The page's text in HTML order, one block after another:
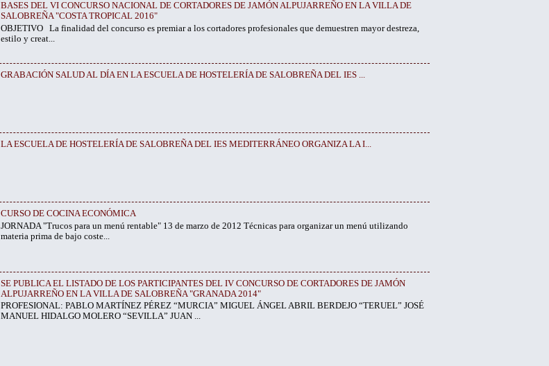
BASES DEL VI CONCURSO NACIONAL DE CORTADORES DE JAMÓN ALPUJARREÑO EN LA VILLA DE
SALOBREÑA "COSTA TROPICAL 2016"
OBJETIVO La finalidad del concurso es premiar a los cortadores profesionales que demuestren mayor destreza,
estilo y creat...
GRABACIÓN SALUD AL DÍA EN LA ESCUELA DE HOSTELERÍA DE SALOBREÑA DEL IES ...
LA ESCUELA DE HOSTELERÍA DE SALOBREÑA DEL IES MEDITERRÁNEO ORGANIZA LA I...
CURSO DE COCINA ECONÓMICA
JORNADA "Trucos para un menú rentable" 13 de marzo de 2012 Técnicas para organizar un menú utilizando
materia prima de bajo coste...
SE PUBLICA EL LISTADO DE LOS PARTICIPANTES DEL IV CONCURSO DE CORTADORES DE JAMÓN
ALPUJARREÑO EN LA VILLA DE SALOBREÑA "GRANADA 2014"
PROFESIONAL: PABLO MARTÍNEZ PÉREZ “MURCIA” MIGUEL ÁNGEL ABRIL BERDEJO “TERUEL” JOSÉ
MANUEL HIDALGO MOLERO “SEVILLA” JUAN ...